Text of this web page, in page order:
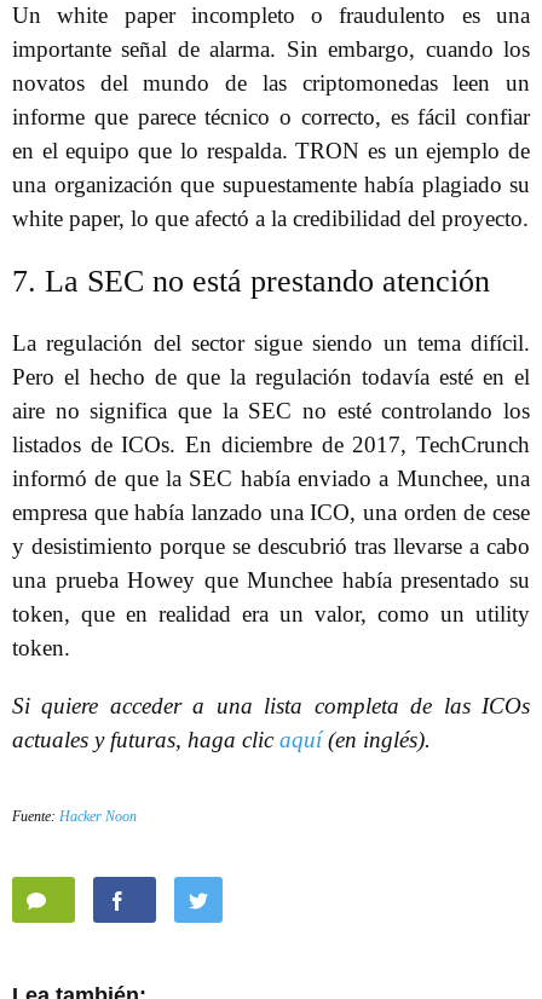
Un white paper incompleto o fraudulento es una
importante señal de alarma. Sin embargo, cuando los
novatos del mundo de las criptomonedas leen un
informe que parece técnico o correcto, es fácil confiar
en el equipo que lo respalda. TRON es un ejemplo de
una organización que supuestamente había plagiado su
white paper, lo que afectó a la credibilidad del proyecto.
7. La SEC no está prestando atención
La regulación del sector sigue siendo un tema difícil.
Pero el hecho de que la regulación todavía esté en el
aire no significa que la SEC no esté controlando los
listados de ICOs. En diciembre de 2017, TechCrunch
informó de que la SEC había enviado a Munchee, una
empresa que había lanzado una ICO, una orden de cese
y desistimiento porque se descubrió tras llevarse a cabo
una prueba Howey que Munchee había presentado su
token, que en realidad era un valor, como un utility
token.
Si quiere acceder a una lista completa de las ICOs
actuales y futuras, haga clicaquí(en inglés).
Fuente: Hacker Noon